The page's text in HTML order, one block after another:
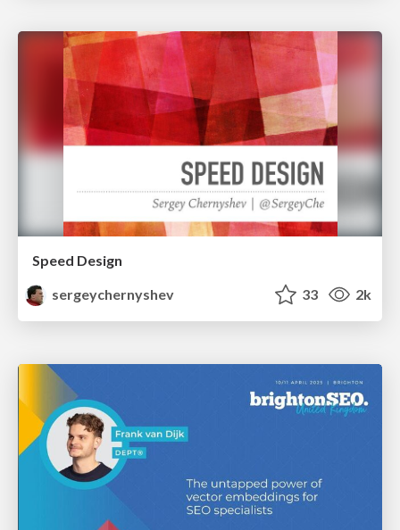
Speed Design
sergeychernyshev
33 2k